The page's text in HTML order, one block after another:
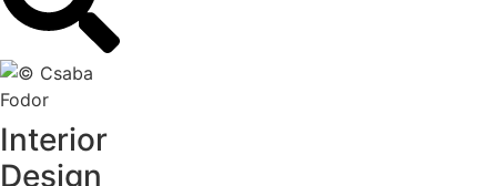
Interior
Design